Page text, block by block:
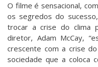
O filme é sensacional,
os segredos do
trocar a crise do clima
diretor, Adam McCay,
crescente com a crise
sociedade que a coloca